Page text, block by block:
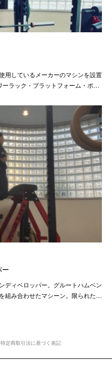
用しているメーカーのマシンを設置
ーラック・プラットフォーム・ポ…
ディベロッパー。グルートハムベン
組み合わせたマシーン。限られた…
特定商取引法に基づく表記